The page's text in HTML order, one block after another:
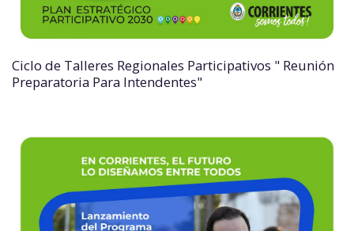
Ciclo de Talleres Regionales Participativos " Reunión
Preparatoria Para Intendentes"